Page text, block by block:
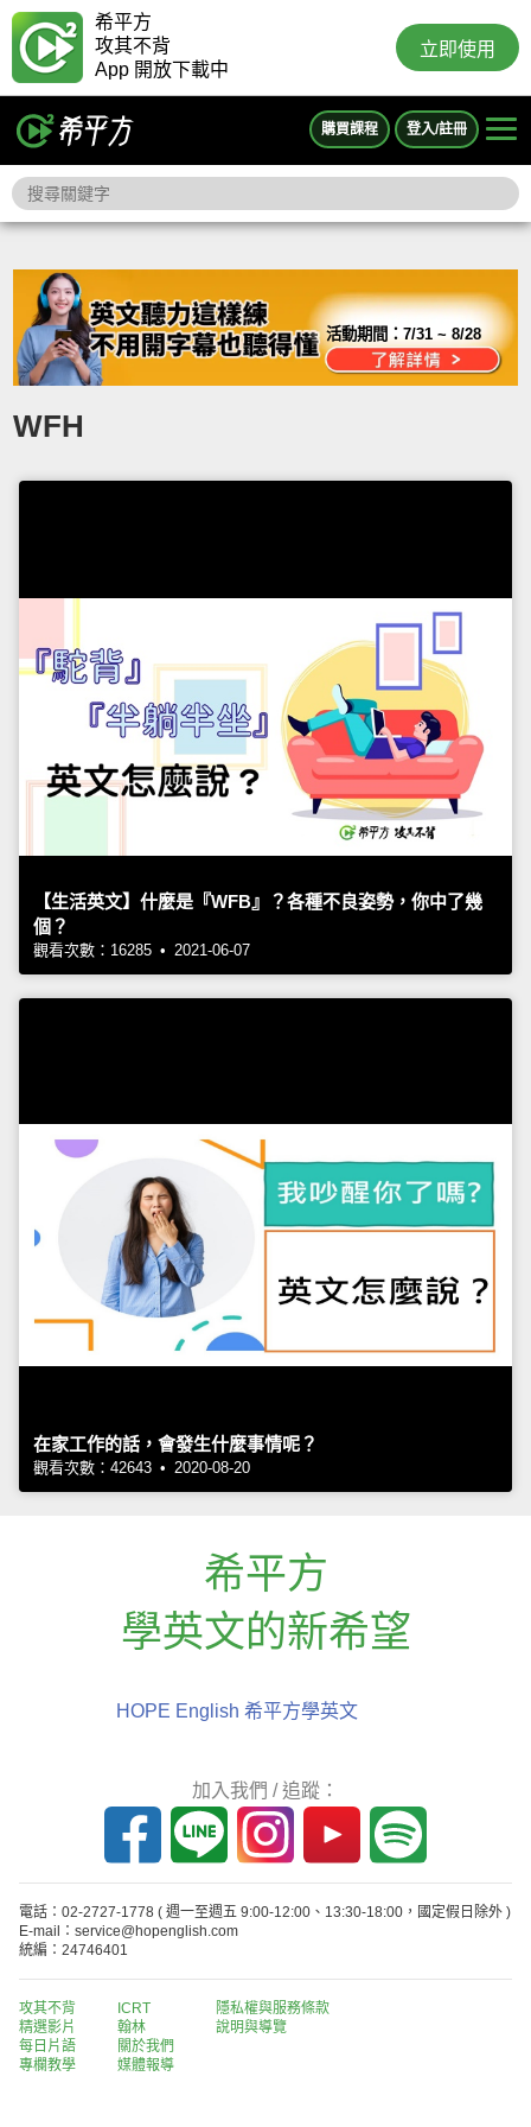
希平方
攻其不背
App 開放下載中
立即使用
購買課程 登入/註冊
活動期間：7/31 ~ 8/28
WFH
【生活英文】什麼是『WFB』？各種不良姿勢，你中了幾
個？
觀看次數：16285 • 2021-06-07
在家工作的話，會發生什麼事情呢？
觀看次數：42643 • 2020-08-20
希平方
學英文的新希望
HOPE English 希平方學英文
加入我們 / 追蹤：
電話：02-2727-1778 ( 週一至週五 9:00-12:00、13:30-18:00，國定假日除外 )
E-mail：service@hopenglish.com
統編：24746401
攻其不背
精選影片
每日片語
專欄教學
ICRT
翰林
關於我們
媒體報導
隱私權與服務條款
說明與導覽